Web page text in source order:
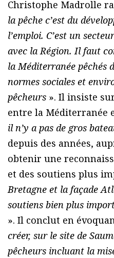
Christophe Madrolle
la pêche c’est du
l’emploi. C’est un
avec la Région. Il faut
la Méditerranée pêchés
normes sociales et
pêcheurs ». Il insiste
entre la Méditerranée
il n’y a pas de gros
depuis des années,
obtenir une
et des soutiens plus
Bretagne et la façade
soutiens bien plus
». Il conclut en
créer, sur le site de
pêcheurs incluant la